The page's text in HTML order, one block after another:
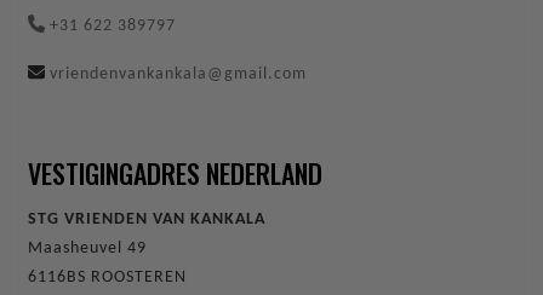
+31 622 389797
vriendenvankankala@gmail.com
VESTIGINGADRES NEDERLAND
STG VRIENDEN VAN KANKALA
Maasheuvel 49
6116BS ROOSTEREN